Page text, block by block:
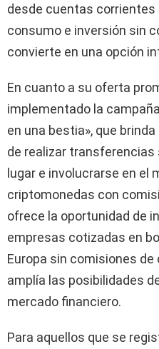
desde cuentas
consumo e inversión sin
convierte en una opción
En cuanto a su oferta
implementado la
en una bestia», que
de realizar
lugar e involucrarse en el
criptomonedas con
ofrece la oportunidad de
empresas cotizadas en
Europa sin comisiones
amplía las posibilidades
mercado financiero.
Para aquellos que se